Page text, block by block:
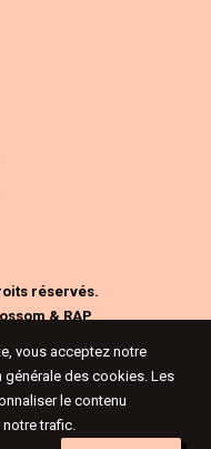
réservés.
&RAP
vous acceptez notre
des cookies. Les
le contenu
trafic.